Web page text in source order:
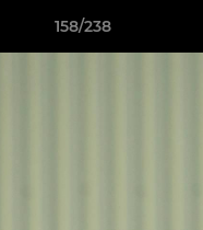
158/238